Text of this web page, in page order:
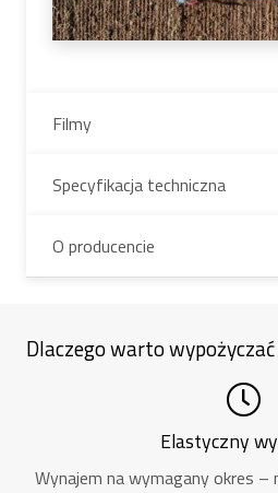
Filmy
Specyfikacja techniczna
O producencie
Dlaczego warto
Elastyczny
Wynajem na wymagany okres –